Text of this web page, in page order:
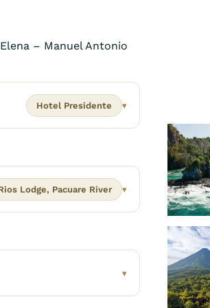
– Manuel Antonio
Hotel Presidente ▾
Lodge, Pacuare River ▾
▾